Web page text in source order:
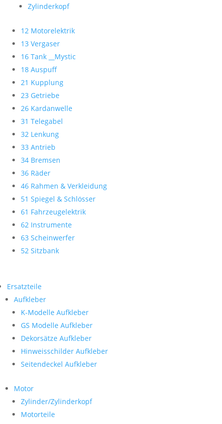
Zylinderkopf
12 Motorelektrik
13 Vergaser
16 Tank __Mystic
18 Auspuff
21 Kupplung
23 Getriebe
26 Kardanwelle
31 Telegabel
32 Lenkung
33 Antrieb
34 Bremsen
36 Räder
46 Rahmen & Verkleidung
51 Spiegel & Schlösser
61 Fahrzeugelektrik
62 Instrumente
63 Scheinwerfer
52 Sitzbank
Ersatzteile
Aufkleber
K-Modelle Aufkleber
GS Modelle Aufkleber
Dekorsätze Aufkleber
Hinweisschilder Aufkleber
Seitendeckel Aufkleber
Motor
Zylinder/Zylinderkopf
Motorteile